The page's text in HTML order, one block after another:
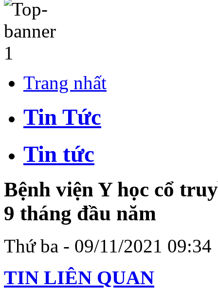
Trang nhất
Tin Tức
Tin tức
Bệnh viện Y học cổ
9 tháng đầu năm
Thứ ba - 09/11/2021 09:34
TIN LIÊN QUAN